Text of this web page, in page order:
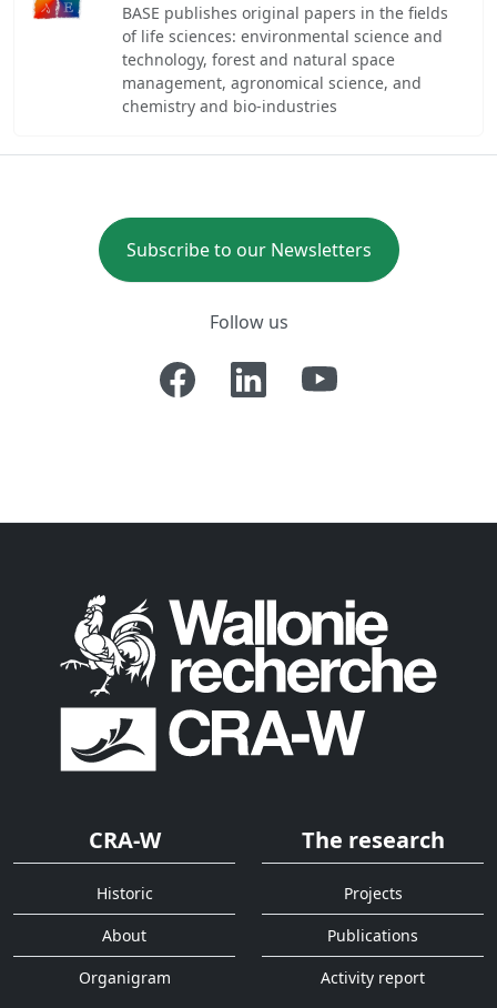
BASE publishes original papers in the fields
of life sciences: environmental science and
technology, forest and natural space
management, agronomical science, and
chemistry and bio-industries
Subscribe to our Newsletters
Follow us
CRA-W
Historic
About
Organigram
The research
Projects
Publications
Activity report